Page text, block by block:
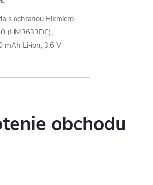
s ochranou Hikmicro
(HM3633DC),
mAh Li-ion, 3,6 V
obchodu